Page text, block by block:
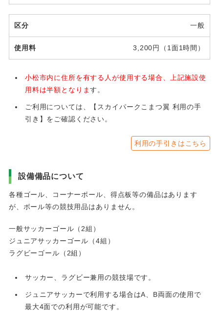
一般
3,200円（1面1時間）
小松市内に住所を有する人が使用する場合、上記施設使
用料は半額となります。
ご利用については、【スカイパークこまつ翼 利用の手
引き】をご確認ください。
利用の手引きはこちら
設備備品について
各種ゴール、コーナーポール、得点板等の備品はあります
が、ボール等の競技用品はありません。
一般サッカーゴール（2組）
ジュニアサッカーゴール（4組）
ラグビーゴール（2組）
サッカー、ラグビー兼用の競技場です。
ジュニアサッカーで利用する場合はA、B両面の使用で
最大4面での利用が可能です。